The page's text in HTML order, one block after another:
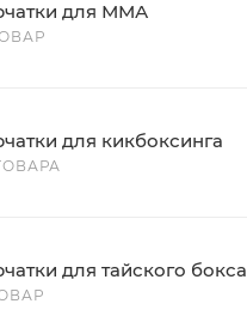
для ММА
для кикбоксинга
для тайского бокса